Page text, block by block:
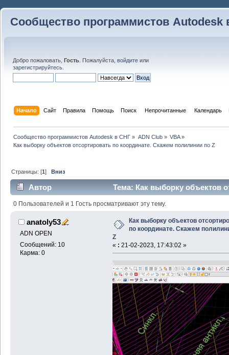
Сообщество программистов Autodesk
Добро пожаловать, Гость . Пожалуйста, войдите или
зарегистрируйтесь
Начало Сайт Правила Помощь Поиск Непрочитанные Календарь
Сообщество программистов Autodesk в СНГ » ADN Club» VBA»
Как выборку объектов отсортировать по координате. Скажем полилинии по Z
Страницы: [1]Вниз
Автор
Тема: Как выборку объектов
полилинии по Z (Прочитано 22304 раз)
0 Пользователей и 1 Гость просматривают эту тему.
anatoly53
ADN OPEN
Сообщений: 10
Карма: 0
Как выборку объектов
по координате. Скажем
Z
« : 21-02-2023, 17:43:02 »